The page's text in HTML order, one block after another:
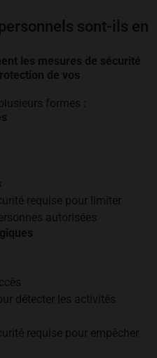
sont-ils en
les mesures de sécurité
de vos
formes :
requise pour limiter
autorisées
détecter les activités
requise pour empêcher